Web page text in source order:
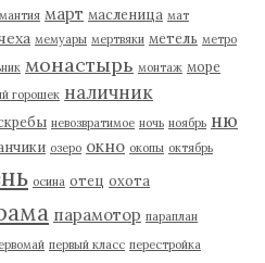
мантия март масленица мат
мемуары мертвяки метель метро
монастырь монтаж море
горошек наличник
невозвратимое ночь ноябрь ню
озеро окно окопы октябрь
осина отец охота
парамотор параплан
первый класс перестройка